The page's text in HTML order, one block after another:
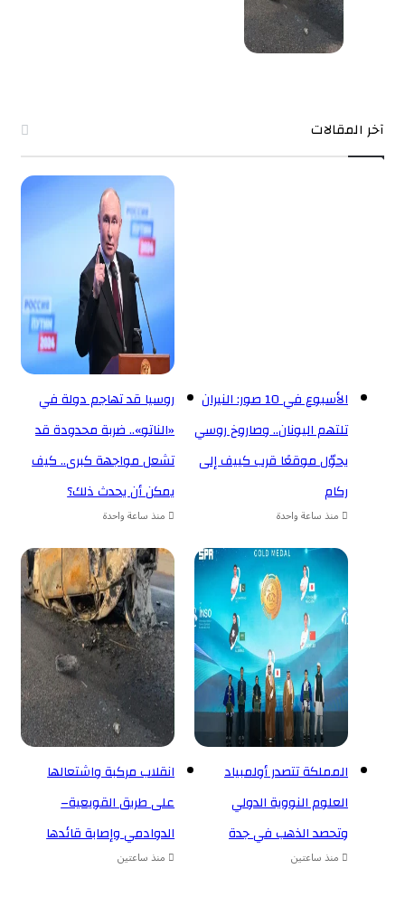
آخر المقالات
الأسبوع في 10 صور: النيران
تلتهم اليونان.. وصاروخ روسي
يحوّل موقعًا قرب كييف إلى
ركام
منذ ساعة واحدة
روسيا قد تهاجم دولة في
«الناتو».. ضربة محدودة قد
تشعل مواجهة كبرى.. كيف
يمكن أن يحدث ذلك؟
منذ ساعة واحدة
المملكة تتصدر أولمبياد
العلوم النووية الدولي
وتحصد الذهب في جدة
منذ ساعتين
انقلاب مركبة واشتعالها
على طريق القويعية–
الدوادمي وإصابة قائدها
منذ ساعتين